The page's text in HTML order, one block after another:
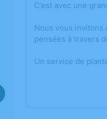
C’est avec une
Nous vous invitons
pensées à travers
Un service de